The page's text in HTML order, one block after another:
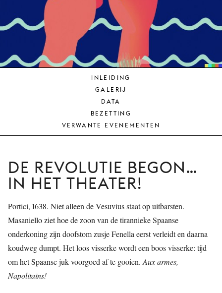
PUBLIEK
MUNT
ONS
INLEIDING
GALERIJ
DATA
BEZETTING
VERWANTE EVENEMENTEN
DE REVOLUTIE BEGON…
IN HET THEATER!
Portici, 1638. Niet alleen de Vesuvius staat op uitbarsten.
Masaniello ziet hoe de zoon van de tirannieke Spaanse
onderkoning zijn doofstom zusje Fenella eerst verleidt en daarna
koudweg dumpt. Het loos visserke wordt een boos visserke: tijd
om het Spaanse juk voorgoed af te gooien. Aux armes,
Napolitains!